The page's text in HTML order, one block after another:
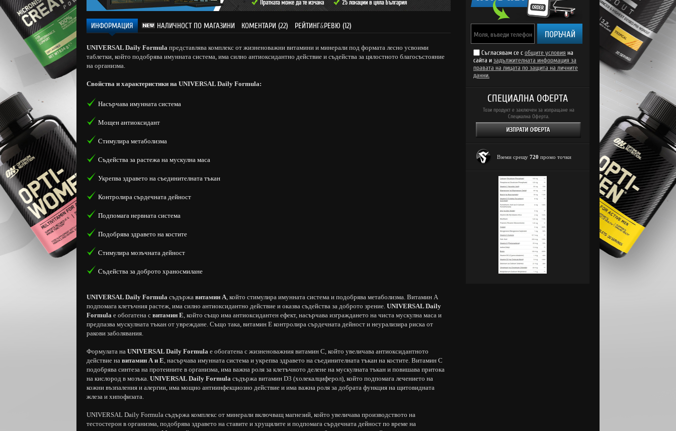
ИНФОРМАЦИЯ НАЛИЧНОСТ ПО МАГАЗИНИ КОМЕНТАРИ (22) РЕЙТИНГ&РЕВЮ (12)
UNIVERSAL Daily Formula представлява комплекс от жизненоважни витамини и минерали под формата лесно усвоими
таблетки, който подобрява имунната система, има силно антиоксидантно действие и съдейства за цялостното благосъстояние
на организма.
Свойства и характеристики на UNIVERSAL Daily Formula:
Насърчава имунната система
Мощен антиоксидант
Стимулира метаболизма
Съдейства за растежа на мускулна маса
Укрепва здравето на съединителната тъкан
Контролира сърдечната дейност
Подпомага нервната система
Подобрява здравето на костите
Стимулира мозъчната дейност
Съдейства за доброто храносмилане
UNIVERSAL Daily Formula съдържа витамин А, който стимулира имунната система и подобрява метаболизма. Витамин А
подпомага клетъчния растеж, има силно антиоксидантно действие и оказва съдейства за доброто зрение. UNIVERSAL Daily
Formula е обогатена с витамин Е, който също има антиоксидантен ефект, насърчава изграждането на чиста мускулна маса и
предпазва мускулната тъкан от увреждане. Също така, витамин Е контролира сърдечната дейност и неурализира риска от
ракови заболявания.
Формулата на UNIVERSAL Daily Formula е обогатена с жизненоважния витамин C, който увеличава антиоксидантното
действие на витамин А и Е, насърчава имунната система и укрепва здравето на съединителната тъкан на костите. Витамин C
подобрява синтеза на протеините в организма, има важна роля за клетъчното делене на мускулната тъкан и повишава притока
на кислород в мозъка. UNIVERSAL Daily Formula съдържа витамин D3 (холекалциферол), който подпомага лечението на
кожни възпаления и алергии, има мощно антиинфекциозно действие и има важна роля за добрата функция на щитовидната
жлеза и хипофизата.
UNIVERSAL Daily Formula съдържа комплекс от минерали включващ магнезий, който увеличава производството на
тестостерон в организма, подобрява здравето на ставите и хрущялите и подпомага сърдечната дейност по време на
ПОРЪЧАЙ
Съгласявам се с общите условия на
сайта и задължителната информация за
правата на лицата по защита на личните
данни.
СПЕЦИАЛНА ОФЕРТА
Този продукт е заключен за изпращане на
Специална Оферта.
Вземи срещу 720 промо точки